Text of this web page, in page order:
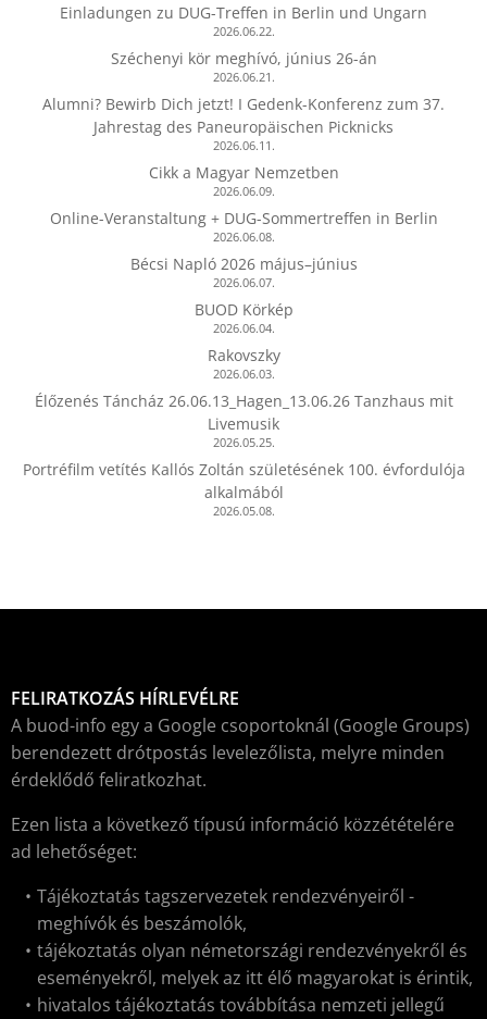
Einladungen zu DUG-Treffen in Berlin und Ungarn
2026.06.22.
Széchenyi kör meghívó, június 26-án
2026.06.21.
Alumni? Bewirb Dich jetzt! I Gedenk-Konferenz zum 37.
Jahrestag des Paneuropäischen Picknicks
2026.06.11.
Cikk a Magyar Nemzetben
2026.06.09.
Online-Veranstaltung + DUG-Sommertreffen in Berlin
2026.06.08.
Bécsi Napló 2026 május–június
2026.06.07.
BUOD Körkép
2026.06.04.
Rakovszky
2026.06.03.
Élőzenés Táncház 26.06.13_Hagen_13.06.26 Tanzhaus mit
Livemusik
2026.05.25.
Portréfilm vetítés Kallós Zoltán születésének 100. évfordulója
alkalmából
2026.05.08.
FELIRATKOZÁS HÍRLEVÉLRE
A buod-info egy a Google csoportoknál (Google Groups)
berendezett drótpostás levelezőlista, melyre minden
érdeklődő feliratkozhat.
Ezen lista a következő típusú információ közzétételére
ad lehetőséget:
Tájékoztatás tagszervezetek rendezvényeiről -
meghívók és beszámolók,
tájékoztatás olyan németországi rendezvényekről és
eseményekről, melyek az itt élő magyarokat is érintik,
hivatalos tájékoztatás továbbítása nemzeti jellegű